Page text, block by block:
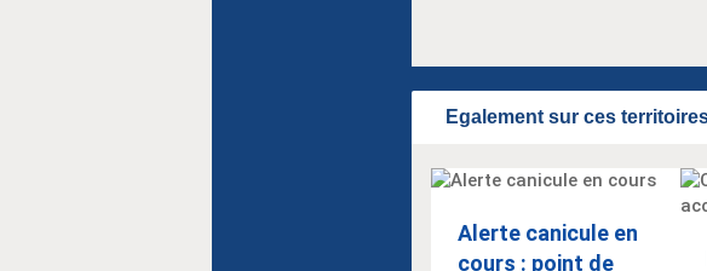
Egalement sur ces
Alerte canicule en
cours : point de